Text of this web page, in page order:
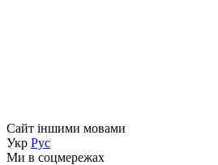
Сайт іншими мовами
Укр Рус
Ми в соцмережах